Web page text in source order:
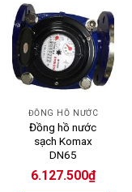
ĐỒNG HỒ NƯỚC
Đồng hồ nước
sạch Komax
DN65
6.127.500₫